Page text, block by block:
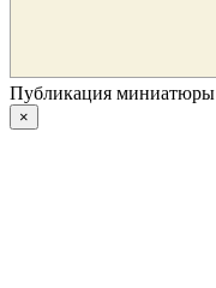
Публикация миниатюры
×